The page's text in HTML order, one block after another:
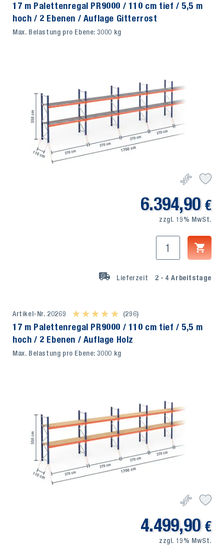
17 m Palettenregal PR9000 / 110 cm tief / 5,5 m
hoch / 2 Ebenen / Auflage Gitterrost
Max. Belastung pro Ebene: 3000 kg
6.394,90 €
zzgl. 19% MwSt.
Lieferzeit 2 - 4 Arbeitstage
Artikel-Nr. 20269 ★ ★ ★ ★ ★
★ ★ ★ ★ ★ (296)
17 m Palettenregal PR9000 / 110 cm tief / 5,5 m
hoch / 2 Ebenen / Auflage Holz
Max. Belastung pro Ebene: 3000 kg
4.499,90 €
zzgl. 19% MwSt.